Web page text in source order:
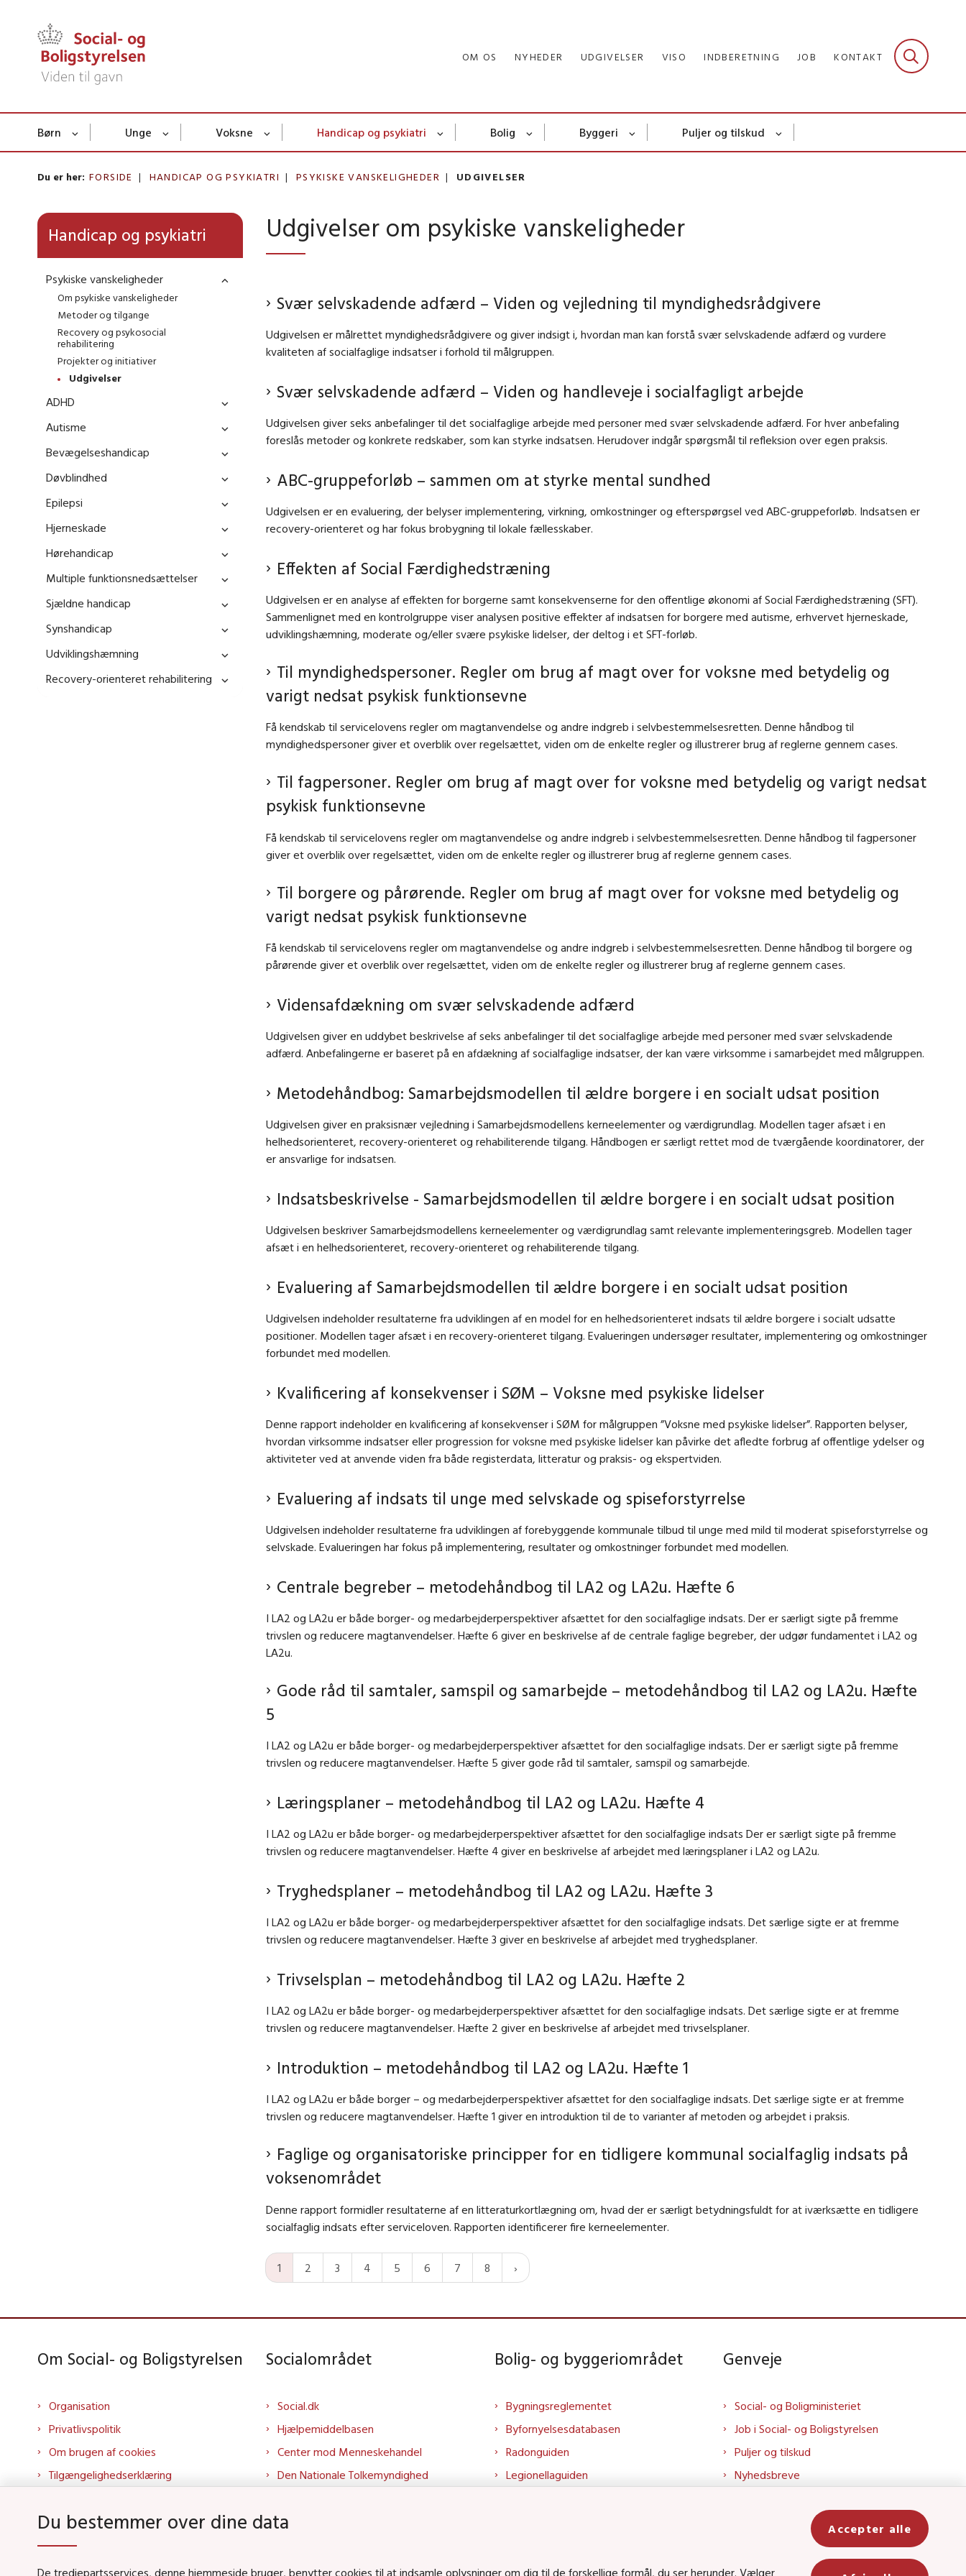
OM OS NYHEDER UDGIVELSER VISO INDBERETNING JOB KONTAKT
Børn Unge Voksne Handicap og psykiatri Bolig Byggeri Puljer og tilskud
Du er her: FORSIDE HANDICAP OG PSYKIATRI PSYKISKE VANSKELIGHEDER UDGIVELSER
Handicap og psykiatri
Psykiske vanskeligheder
Om psykiske vanskeligheder
Metoder og tilgange
Recovery og psykosocial
rehabilitering
Projekter og initiativer
Udgivelser
ADHD
Autisme
Bevægelseshandicap
Døvblindhed
Epilepsi
Hjerneskade
Hørehandicap
Multiple funktionsnedsættelser
Sjældne handicap
Synshandicap
Udviklingshæmning
Recovery-orienteret rehabilitering
Udgivelser om psykiske vanskeligheder
Svær selvskadende adfærd – Viden og vejledning til myndighedsrådgivere
Udgivelsen er målrettet myndighedsrådgivere og giver indsigt i, hvordan man kan forstå svær selvskadende adfærd og vurdere
kvaliteten af socialfaglige indsatser i forhold til målgruppen.
Svær selvskadende adfærd – Viden og handleveje i socialfagligt arbejde
Udgivelsen giver seks anbefalinger til det socialfaglige arbejde med personer med svær selvskadende adfærd. For hver anbefaling
foreslås metoder og konkrete redskaber, som kan styrke indsatsen. Herudover indgår spørgsmål til refleksion over egen praksis.
ABC-gruppeforløb – sammen om at styrke mental sundhed
Udgivelsen er en evaluering, der belyser implementering, virkning, omkostninger og efterspørgsel ved ABC-gruppeforløb. Indsatsen er
recovery-orienteret og har fokus brobygning til lokale fællesskaber.
Effekten af Social Færdighedstræning
Udgivelsen er en analyse af effekten for borgerne samt konsekvenserne for den offentlige økonomi af Social Færdighedstræning (SFT).
Sammenlignet med en kontrolgruppe viser analysen positive effekter af indsatsen for borgere med autisme, erhvervet hjerneskade,
udviklingshæmning, moderate og/eller svære psykiske lidelser, der deltog i et SFT-forløb.
Til myndighedspersoner. Regler om brug af magt over for voksne med betydelig og
varigt nedsat psykisk funktionsevne
Få kendskab til servicelovens regler om magtanvendelse og andre indgreb i selvbestemmelsesretten. Denne håndbog til
myndighedspersoner giver et overblik over regelsættet, viden om de enkelte regler og illustrerer brug af reglerne gennem cases.
Til fagpersoner. Regler om brug af magt over for voksne med betydelig og varigt nedsat
psykisk funktionsevne
Få kendskab til servicelovens regler om magtanvendelse og andre indgreb i selvbestemmelsesretten. Denne håndbog til fagpersoner
giver et overblik over regelsættet, viden om de enkelte regler og illustrerer brug af reglerne gennem cases.
Til borgere og pårørende. Regler om brug af magt over for voksne med betydelig og
varigt nedsat psykisk funktionsevne
Få kendskab til servicelovens regler om magtanvendelse og andre indgreb i selvbestemmelsesretten. Denne håndbog til borgere og
pårørende giver et overblik over regelsættet, viden om de enkelte regler og illustrerer brug af reglerne gennem cases.
Vidensafdækning om svær selvskadende adfærd
Udgivelsen giver en uddybet beskrivelse af seks anbefalinger til det socialfaglige arbejde med personer med svær selvskadende
adfærd. Anbefalingerne er baseret på en afdækning af socialfaglige indsatser, der kan være virksomme i samarbejdet med målgruppen.
Metodehåndbog: Samarbejdsmodellen til ældre borgere i en socialt udsat position
Udgivelsen giver en praksisnær vejledning i Samarbejdsmodellens kerneelementer og værdigrundlag. Modellen tager afsæt i en
helhedsorienteret, recovery-orienteret og rehabiliterende tilgang. Håndbogen er særligt rettet mod de tværgående koordinatorer, der
er ansvarlige for indsatsen.
Indsatsbeskrivelse - Samarbejdsmodellen til ældre borgere i en socialt udsat position
Udgivelsen beskriver Samarbejdsmodellens kerneelementer og værdigrundlag samt relevante implementeringsgreb. Modellen tager
afsæt i en helhedsorienteret, recovery-orienteret og rehabiliterende tilgang.
Evaluering af Samarbejdsmodellen til ældre borgere i en socialt udsat position
Udgivelsen indeholder resultaterne fra udviklingen af en model for en helhedsorienteret indsats til ældre borgere i socialt udsatte
positioner. Modellen tager afsæt i en recovery-orienteret tilgang. Evalueringen undersøger resultater, implementering og omkostninger
forbundet med modellen.
Kvalificering af konsekvenser i SØM – Voksne med psykiske lidelser
Denne rapport indeholder en kvalificering af konsekvenser i SØM for målgruppen ”Voksne med psykiske lidelser”. Rapporten belyser,
hvordan virksomme indsatser eller progression for voksne med psykiske lidelser kan påvirke det afledte forbrug af offentlige ydelser og
aktiviteter ved at anvende viden fra både registerdata, litteratur og praksis- og ekspertviden.
Evaluering af indsats til unge med selvskade og spiseforstyrrelse
Udgivelsen indeholder resultaterne fra udviklingen af forebyggende kommunale tilbud til unge med mild til moderat spiseforstyrrelse og
selvskade. Evalueringen har fokus på implementering, resultater og omkostninger forbundet med modellen.
Centrale begreber – metodehåndbog til LA2 og LA2u. Hæfte 6
I LA2 og LA2u er både borger- og medarbejderperspektiver afsættet for den socialfaglige indsats. Der er særligt sigte på fremme
trivslen og reducere magtanvendelser. Hæfte 6 giver en beskrivelse af de centrale faglige begreber, der udgør fundamentet i LA2 og
LA2u.
Gode råd til samtaler, samspil og samarbejde – metodehåndbog til LA2 og LA2u. Hæfte
5
I LA2 og LA2u er både borger- og medarbejderperspektiver afsættet for den socialfaglige indsats. Der er særligt sigte på fremme
trivslen og reducere magtanvendelser. Hæfte 5 giver gode råd til samtaler, samspil og samarbejde.
Læringsplaner – metodehåndbog til LA2 og LA2u. Hæfte 4
I LA2 og LA2u er både borger- og medarbejderperspektiver afsættet for den socialfaglige indsats Der er særligt sigte på fremme
trivslen og reducere magtanvendelser. Hæfte 4 giver en beskrivelse af arbejdet med læringsplaner i LA2 og LA2u.
Tryghedsplaner – metodehåndbog til LA2 og LA2u. Hæfte 3
I LA2 og LA2u er både borger- og medarbejderperspektiver afsættet for den socialfaglige indsats. Det særlige sigte er at fremme
trivslen og reducere magtanvendelser. Hæfte 3 giver en beskrivelse af arbejdet med tryghedsplaner.
Trivselsplan – metodehåndbog til LA2 og LA2u. Hæfte 2
I LA2 og LA2u er både borger- og medarbejderperspektiver afsættet for den socialfaglige indsats. Det særlige sigte er at fremme
trivslen og reducere magtanvendelser. Hæfte 2 giver en beskrivelse af arbejdet med trivselsplaner.
Introduktion – metodehåndbog til LA2 og LA2u. Hæfte 1
I LA2 og LA2u er både borger – og medarbejderperspektiver afsættet for den socialfaglige indsats. Det særlige sigte er at fremme
trivslen og reducere magtanvendelser. Hæfte 1 giver en introduktion til de to varianter af metoden og arbejdet i praksis.
Faglige og organisatoriske principper for en tidligere kommunal socialfaglig indsats på
voksenområdet
Denne rapport formidler resultaterne af en litteraturkortlægning om, hvad der er særligt betydningsfuldt for at iværksætte en tidligere
socialfaglig indsats efter serviceloven. Rapporten identificerer fire kerneelementer.
1 2 3 4 5 6 7 8
Om Social- og Boligstyrelsen
Organisation
Privatlivspolitik
Om brugen af cookies
Tilgængelighedserklæring
Kontakt os
Whistleblowerordning
About us
Socialområdet
Social.dk
Hjælpemiddelbasen
Center mod Menneskehandel
Den Nationale Tolkemyndighed
Tolkeportalen
Socialområdet på YouTube
Bolig- og byggeriområdet
Bygningsreglementet
Byfornyelsesdatabasen
Radonguiden
Legionellaguiden
Bolig og byggeri på LinkedIn
Genveje
Social- og Boligministeriet
Job i Social- og Boligstyrelsen
Puljer og tilskud
Nyhedsbreve
Social- og Boligstyrelsens nyheder
som RSS feed
Du bestemmer over dine data
De tredjepartsservices, denne hjemmeside bruger, benytter cookies til at indsamle oplysninger om dig til de forskellige formål, du ser herunder. Vælger
Accepter alle